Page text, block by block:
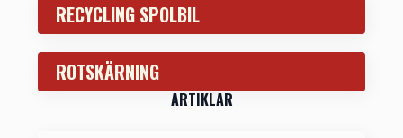
RECYCLING SPOLBIL
ROTSKÄRNING
ARTIKLAR